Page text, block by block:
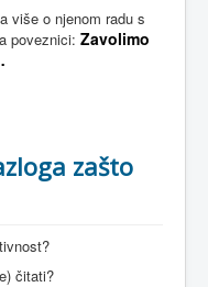
više o njenom radu s
poveznici: Zavolimo
zašto
čitati?